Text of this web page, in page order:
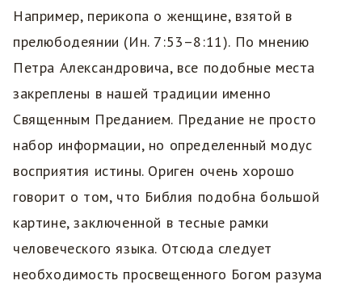
Например, перикопа о женщине, взятой в
прелюбодеянии (Ин. 7:53–8:11). По мнению
Петра Александровича, все подобные места
закреплены в нашей традиции именно
Священным Преданием. Предание не просто
набор информации, но определенный модус
восприятия истины. Ориген очень хорошо
говорит о том, что Библия подобна большой
картине, заключенной в тесные рамки
человеческого языка. Отсюда следует
необходимость просвещенного Богом разума